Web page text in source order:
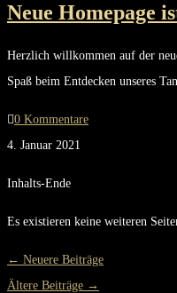
Neue Homepage
Herzlich willkommen auf der
Spaß beim Entdecken unseres
0 Kommentare
4. Januar 2021
Inhalts-Ende
Es existieren keine weiteren
← Neuere Beiträge
Ältere Beiträge →